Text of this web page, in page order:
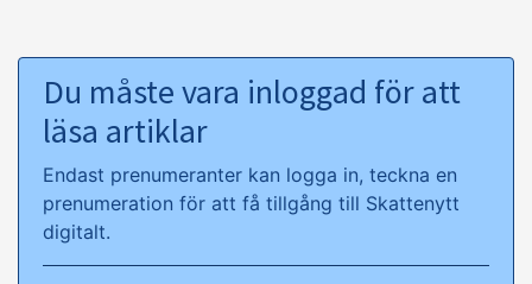
Du måste vara inloggad för att
läsa artiklar
Endast prenumeranter kan logga in, teckna en
prenumeration för att få tillgång till Skattenytt
digitalt.